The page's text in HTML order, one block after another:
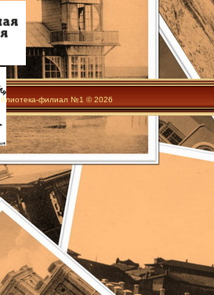
филиал №1 © 2026